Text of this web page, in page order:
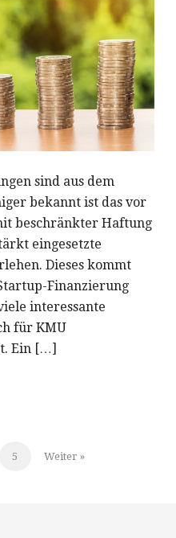
sind aus dem
bekannt ist das vor
beschränkter Haftung
eingesetzte
Dieses kommt
Finanzierung
interessante
für KMU
Ein […]
5 Weiter »